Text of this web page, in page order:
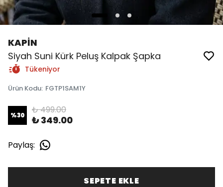
KAPİN
Siyah Suni Kürk Peluş Kalpak Şapka
Tükeniyor
Ürün Kodu: FGTP1SAM1Y
%30 ₺ 499.00
₺ 349.00
Paylaş:
SEPETE EKLE